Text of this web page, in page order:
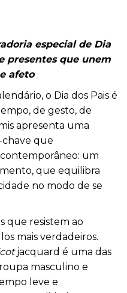
especial de Dia
presentes que unem
afeto
o Dia dos Pais é
de gesto, de
apresenta uma
chave que
um
que equilibra
no modo de se
que resistem ao
mais verdadeiros.
jacquard é uma das
masculino e
leve e